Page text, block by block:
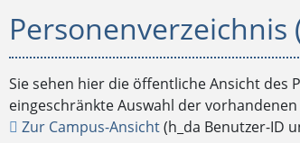
Personenverzeichnis
Sie sehen hier die öffentliche Ansicht des
eingeschränkte Auswahl der
Zur Campus-Ansicht(h_da Benutzer-ID